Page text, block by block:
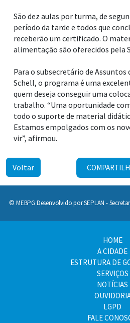
São dez aulas por turma, de
período da tarde e todos que
receberão um certificado. O
alimentação são oferecidos pela
Para o subsecretário de Assuntos
Schell, o programa é uma
quem deseja conseguir uma
trabalho. “Uma oportunidade
todo o suporte de material
Estamos empolgados com os
vir”, afirmou.
Voltar
© MEBPG Desenvolvido por SEPLAN -
HOME
A CIDADE
ESTRUTURA DE
SERVIÇOS
NOTÍCIAS
LGPD
FALE